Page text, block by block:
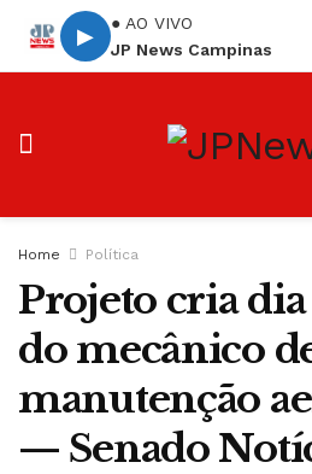
▶
● AO VIVO
JP News Campinas
Home Política
Projeto cria
do mecânico
manutenção
— Senado